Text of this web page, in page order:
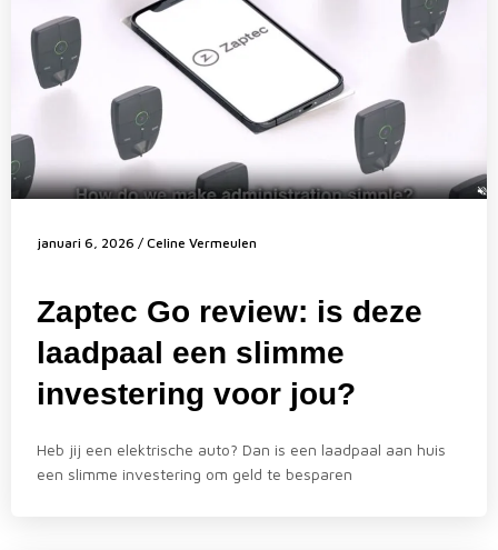
januari 6, 2026 / Celine Vermeulen
Zaptec Go review: is deze
laadpaal een slimme
investering voor jou?
Heb jij een elektrische auto? Dan is een laadpaal aan huis
een slimme investering om geld te besparen